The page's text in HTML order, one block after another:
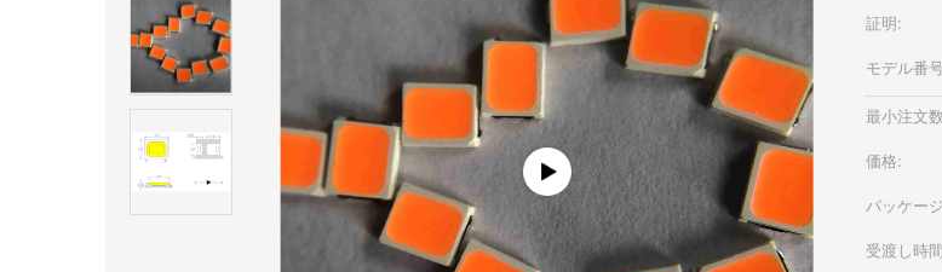
証明:
モデル番
最小注文
価格:
パッケー
受渡し時